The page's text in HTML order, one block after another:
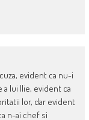
evident ca nu-i
lui Ilie, evident ca
lor, dar evident
n-ai chef si